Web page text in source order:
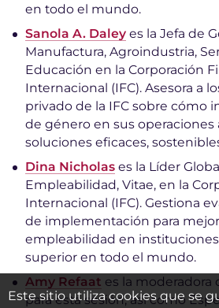
en todo el mundo.
Sanola A. Daleyes la Jefa de
Manufactura, Agroindustria,
Educación en la Corporación
Internacional (IFC). Asesora a
privado de la IFC sobre cómo
de género en sus operaciones
soluciones eficaces,
Dina Nicholas es la Líder
Empleabilidad, Vitae, en la
Internacional (IFC). Gestiona
de implementación para
empleabilidad en
superior en todo el mundo.
Amy Refaat es la moderadora
para esta sesión, así como
Este sitio utiliza cookies que se